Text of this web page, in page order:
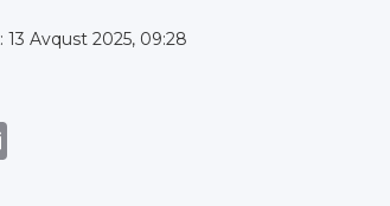
13 Avqust 2025, 09:28